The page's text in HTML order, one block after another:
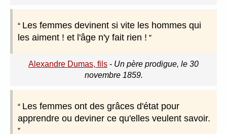
Les femmes devinent si vite les hommes qui
les aiment ! et l'âge n'y fait rien !
Alexandre Dumas, fils - Un père prodigue, le 30
novembre 1859.
Les femmes ont des grâces d'état pour
apprendre ou deviner ce qu'elles veulent savoir.